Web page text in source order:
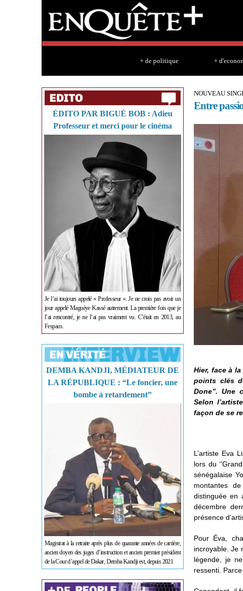
+ de politique +
ÉDITO PAR BIGUÉ BOB : Adieu
Professeur et merci pour le cinéma
Je l’ai toujours appelé « Professeur ». Je ne crois pas avoir un
jour appelé Maguèye Kassé autrement. La première fois que je
l’ai rencontré, je ne l’ai pas vraiment vu. C’était en 2013, au
Fespaco.
DEMBA KANDJI, MÉDIATEUR DE
LA RÉPUBLIQUE : “Le foncier, une
bombe à retardement”
Magistrat à la retraite après plus de quarante années de carrière,
ancien doyen des juges d’instruction et ancien premier président
de la Cour d’appel de Dakar, Demba Kandji est, depuis 2021
NOUVEAU
Entre
Hier, face à
points clés
Done’’.
Selon
façon de se
L’artiste Eva
lors du
sénégalaise
montantes
distinguée en
décembre
présence
Pour Éva,
incroyable. Je
légende, je
ressenti.